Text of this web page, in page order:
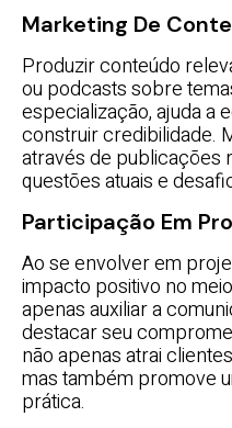
Marketing De
Produzir conteúdo
ou podcasts sobre
especialização, ajuda a
construir credibilidade.
através de publicações
questões atuais e
Participação Em
Ao se envolver em
impacto positivo no
apenas auxiliar a
destacar seu
não apenas atrai
mas também promove
prática.